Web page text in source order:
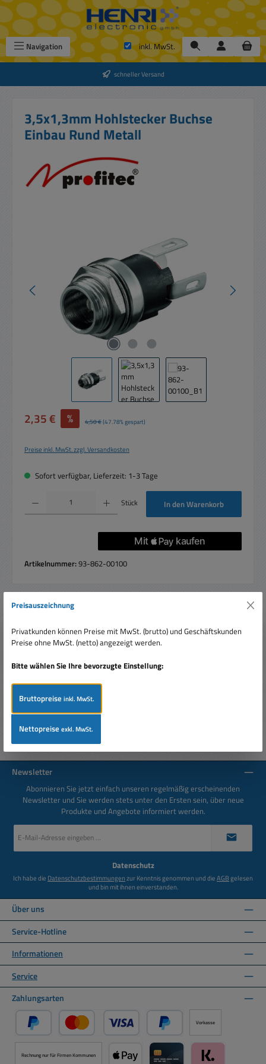
Zum Hauptinhalt springen
Navigation inkl. MwSt.
schneller Versand
3,5x1,3mm Hohlstecker Buchse
Einbau Rund Metall
Verkaufspreis:
2,35 € % Regulärer Preis:
4,50 €(47.78% gespart)
Preise inkl. MwSt. zzgl. Versandkosten
Sofort verfügbar, Lieferzeit: 1-3 Tage
Produkt Anzahl: Gib den gewünschten Wert ein oder benutze die Schaltflächen um
Stück In den Warenkorb
Artikelnummer:93-862-00100
Einbaubuchse mit Zentralbefestigung Gewindelänge: 5,2mm
Stärke der Überwurfmutter: 2,1mm daher geeignet für
Bewertungen
Newsletter
Abonnieren Sie jetzt einfach unseren regelmäßig erscheinenden
Newsletter und Sie werden stets unter den Ersten sein, über neue
Produkte und Angebote informiert werden.
Mail-
Datenschutz
Ich habe die Datenschutzbestimmungenzur Kenntnis genommen und dieAGBgelesen
und bin mit ihnen einverstanden.
Über uns
Service-Hotline
Informationen
Service
Zahlungsarten
PayPal Kredit- oder Debitkarte über PayPal
Später Bezahlen über PayPal
Vorkasse
Rechnung nur für Firmen Kommunen
Preisauszeichnung
Privatkunden können Preise mit MwSt. (brutto) und Geschäftskunden
Preise ohne MwSt. (netto) angezeigt werden.
Bitte wählen Sie Ihre bevorzugte Einstellung:
Bruttopreiseinkl. MwSt.
Nettopreiseexkl. MwSt.